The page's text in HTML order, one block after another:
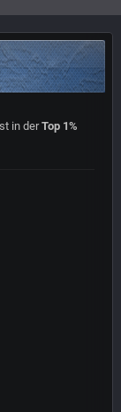
in derTop 1%